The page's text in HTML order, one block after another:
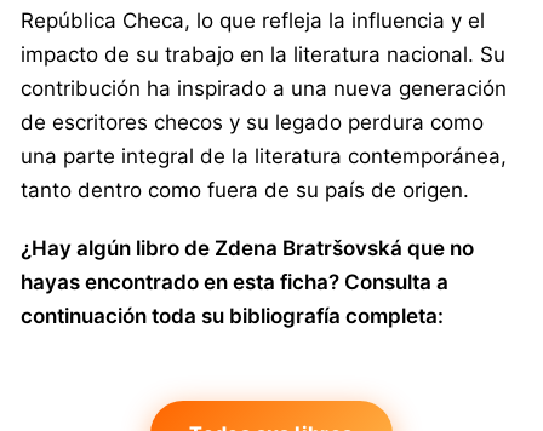
República Checa, lo que refleja la influencia y el
impacto de su trabajo en la literatura nacional. Su
contribución ha inspirado a una nueva generación
de escritores checos y su legado perdura como
una parte integral de la literatura contemporánea,
tanto dentro como fuera de su país de origen.
¿Hay algún libro de Zdena Bratršovská que no
hayas encontrado en esta ficha? Consulta a
continuación toda su bibliografía completa: